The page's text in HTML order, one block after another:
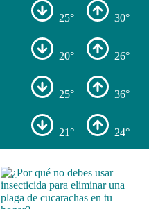
25° 30°
20° 26°
25° 36°
21° 24°